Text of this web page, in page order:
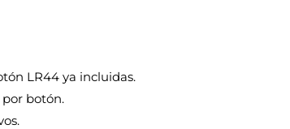
LR44 ya incluidas.
botón.